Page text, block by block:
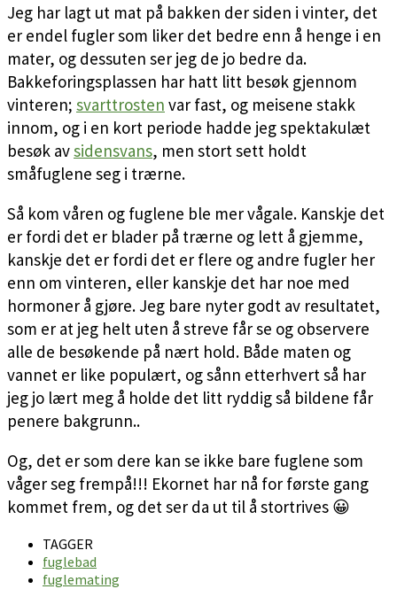
Jeg har lagt ut mat på bakken der siden i vinter, det
er endel fugler som liker det bedre enn å henge i en
mater, og dessuten ser jeg de jo bedre da.
Bakkeforingsplassen har hatt litt besøk gjennom
vinteren; svarttrosten var fast, og meisene stakk
innom, og i en kort periode hadde jeg spektakulæt
besøk avsidensvans, men stort sett holdt
småfuglene seg i trærne.
Så kom våren og fuglene ble mer vågale. Kanskje det
er fordi det er blader på trærne og lett å gjemme,
kanskje det er fordi det er flere og andre fugler her
enn om vinteren, eller kanskje det har noe med
hormoner å gjøre. Jeg bare nyter godt av resultatet,
som er at jeg helt uten å streve får se og observere
alle de besøkende på nært hold. Både maten og
vannet er like populært, og sånn etterhvert så har
jeg jo lært meg å holde det litt ryddig så bildene får
penere bakgrunn..
Og, det er som dere kan se ikke bare fuglene som
våger seg frempå!!! Ekornet har nå for første gang
kommet frem, og det ser da ut til å stortrives 😀
TAGGER
fuglebad
fuglemating